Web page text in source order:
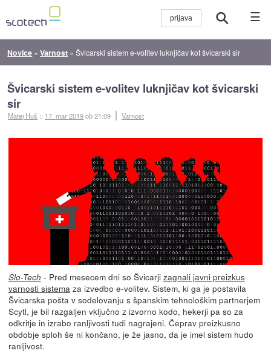
☰
Novice »Varnost »Švicarski sistem e-volitev luknjičav kot švicarski sir
Švicarski sistem e-volitev luknjičav kot švicarski
sir
Matej Huš :: 17. mar 2019ob 21:09 Varnost
Slo-Tech - Pred mesecem dni so Švicarji zagnali javni preizkus
varnosti sistemaza izvedbo e-volitev. Sistem, ki ga je postavila
Švicarska pošta v sodelovanju s španskim tehnološkim partnerjem
Scytl, je bil razgaljen vključno z izvorno kodo, hekerji pa so za
odkritje in izrabo ranljivosti tudi nagrajeni. Čeprav preizkusno
obdobje sploh še ni končano, je že jasno, da je imel sistem hudo
ranljivost.